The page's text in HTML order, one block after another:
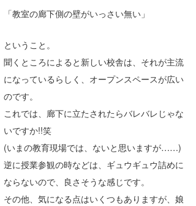
「教室の廊下側の壁がいっさい無い」
ということ。
聞くところによると新しい校舎は、それが主流
になっているらしく、オープンスペースが広い
のです。
これでは、廊下に立たされたらバレバレじゃな
いですか!!笑
(いまの教育現場では、ないと思いますが……)
逆に授業参観の時などは、ギュウギュウ詰めに
ならないので、良さそうな感じです。
その他、気になる点はいくつもありますが、娘
arukasvision
DELTA FORCE SURF
CBA Films
嵯峨明日香
進士剛光
田原啓江
NOBUFUKU
大野”MAR”修聖
喜納海人
+☆maki☆+
Aichan
chan-U
G◎Da
H
KID
KOBU